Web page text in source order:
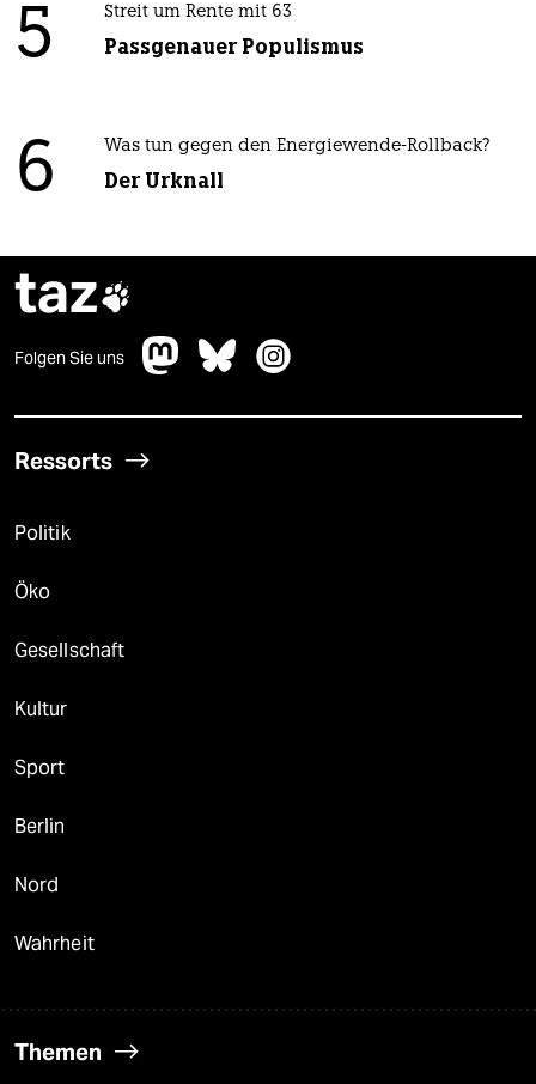
5 Streit um Rente mit 63
Passgenauer Populismus
6 Was tun gegen den Energiewende-Rollback?
Der Urknall
taz
Folgen Sie uns
Ressorts
Politik
Öko
Gesellschaft
Kultur
Sport
Berlin
Nord
Wahrheit
Themen